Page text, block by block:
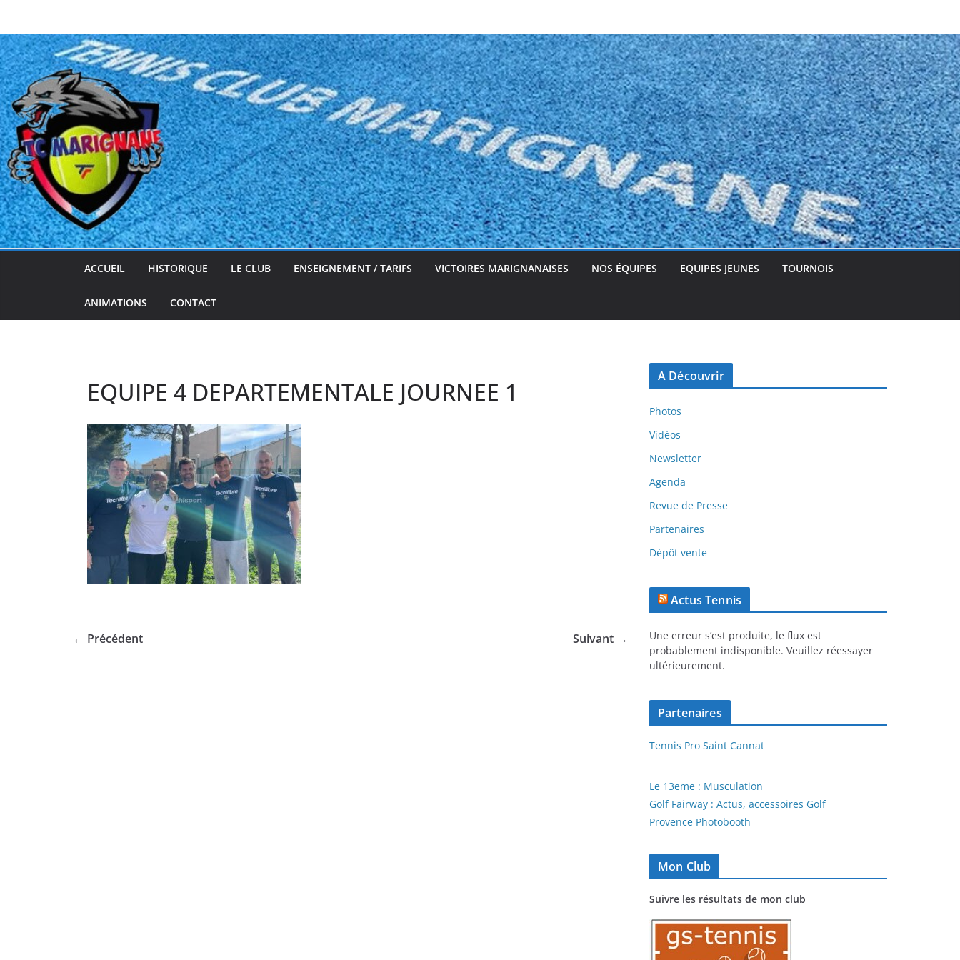
contenu
ACCUEIL HISTORIQUE LE CLUB ENSEIGNEMENT / TARIFS VICTOIRES MARIGNANAISES NOS ÉQUIPES EQUIPES JEUNES TOURNOIS
ANIMATIONS CONTACT
EQUIPE 4 DEPARTEMENTALE JOURNEE 1
← Précédent Suivant →
A Découvrir
Photos
Vidéos
Newsletter
Agenda
Revue de Presse
Partenaires
Dépôt vente
Actus Tennis
Une erreur s’est produite, le flux est
probablement indisponible. Veuillez réessayer
ultérieurement.
Partenaires
Tennis Pro Saint Cannat
Le 13eme : Musculation
Golf Fairway : Actus, accessoires Golf
Provence Photobooth
Mon Club
Suivre les résultats de mon club